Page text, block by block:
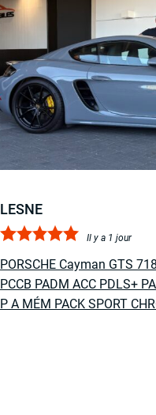
LESNE
Il y a 1 jour
PORSCHE Cayman GTS
PCCB PADM ACC PDLS+
P A MÉM PACK SPORT